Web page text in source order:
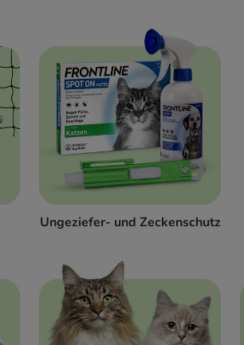
Ungeziefer- und Zeckenschutz